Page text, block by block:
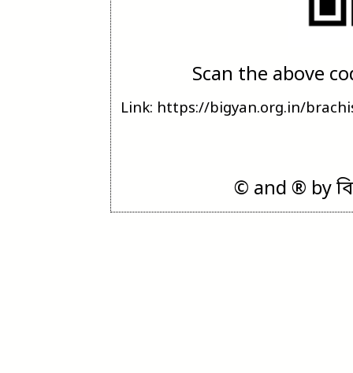
Scan the above
Link: https://bigyan.org.in/
© and ® by